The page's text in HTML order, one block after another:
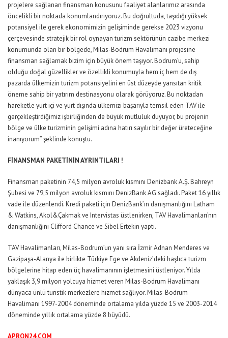
projelere sağlanan finansman konusunu faaliyet alanlarımız arasında
öncelikli bir noktada konumlandırıyoruz. Bu doğrultuda, taşıdığı yüksek
potansiyel ile gerek ekonomimizin gelişiminde gerekse 2023 vizyonu
çerçevesinde stratejik bir rol oynayan turizm sektörünün cazibe merkezi
konumunda olan bir bölgede, Milas-Bodrum Havalimanı projesine
finansman sağlamak bizim için büyük önem taşıyor. Bodrum’u, sahip
olduğu doğal güzellikler ve özellikli konumuyla hem iç hem de dış
pazarda ülkemizin turizm potansiyelini en üst düzeyde yansıtan kritik
öneme sahip bir yatırım destinasyonu olarak görüyoruz. Bu noktadan
hareketle yurt içi ve yurt dışında ülkemizi başarıyla temsil eden TAV ile
gerçekleştirdiğimiz işbirliğinden de büyük mutluluk duyuyor, bu projenin
bölge ve ülke turizminin gelişimi adına hatırı sayılır bir değer üreteceğine
inanıyorum” şeklinde konuştu.
FİNANSMAN PAKETİNİN AYRINTILARI !
Finansman paketinin 74,5 milyon avroluk kısmını Denizbank A.Ş. Bahreyn
Şubesi ve 79,5 milyon avroluk kısmını DenizBank AG sağladı. Paket 16 yıllık
vade ile düzenlendi. Kredi paketi için DenizBank’ın danışmanlığını Latham
& Watkins, Akol&Çakmak ve Intervistas üstlenirken, TAV Havalimanları’nın
danışmanlığını Clifford Chance ve Sibel Ertekin yaptı.
TAV Havalimanları, Milas-Bodrum’un yanı sıra İzmir Adnan Menderes ve
Gazipaşa-Alanya ile birlikte Türkiye Ege ve Akdeniz’deki başlıca turizm
bölgelerine hitap eden üç havalimanının işletmesini üstleniyor. Yılda
yaklaşık 3,9 milyon yolcuya hizmet veren Milas-Bodrum Havalimanı
dünyaca ünlü turistik merkezlere hizmet sağlıyor. Milas-Bodrum
Havalimanı 1997-2004 döneminde ortalama yılda yüzde 15 ve 2003-2014
döneminde yıllık ortalama yüzde 8 büyüdü.